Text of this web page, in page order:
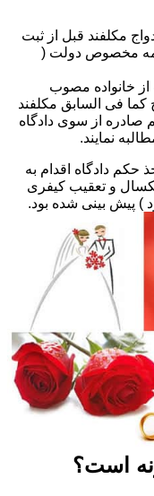
ازدواج مکلفند قبل از ثبت
نامه مخصوص دولت (
قانون حمایت از خانواده مصوب
کما فی السابق مکلفند
صادره از سوی دادگاه
نمایند.
حکم دادگاه اقدام به
و تعقیب کیفری
پیش بینی شده بود.
است؟